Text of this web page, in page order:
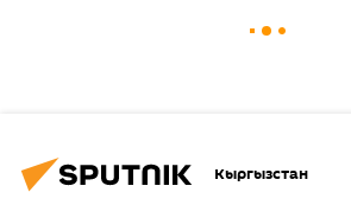
Кыргызстан